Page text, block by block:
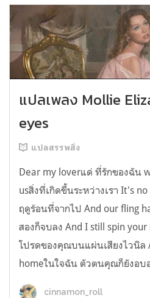
แปลเพลง Mollie
eyes
แปลสรรพสิ่ง
Dear my loverแด่ ที่รักของฉัน
usสิ่งที่เกิดขึ้นระหว่างเรา It's
ฤดูร้อนที่จากไป And our fling
สองก็จบลง And I still spin
โปรดของคุณบนแผ่นเสียงไวนิล
homeในใจฉัน ตัวตนคุณก็ยังอบ
cinnamon_roll